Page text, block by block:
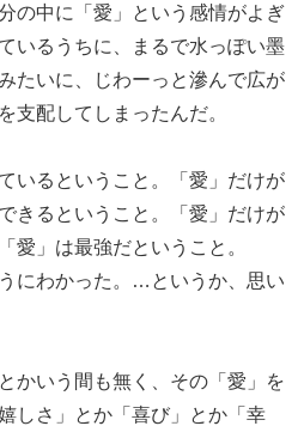
の中に「愛」という感情がよぎ
いるうちに、まるで水っぽい墨
たいに、じわーっと滲んで広が
支配してしまったんだ。
いるということ。「愛」だけが
きるということ。「愛」だけが
愛」は最強だということ。
にわかった。…というか、思い
かいう間も無く、その「愛」を
しさ」とか「喜び」とか「幸